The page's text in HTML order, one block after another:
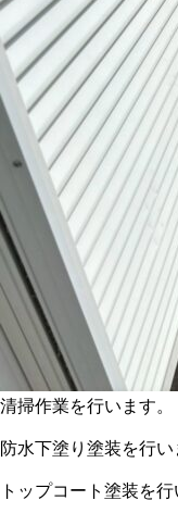
清掃作業を行います。
防水下塗り塗装を行い
トップコート塗装を行